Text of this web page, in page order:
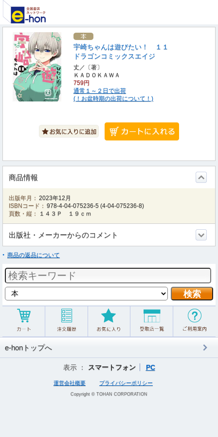
宇崎ちゃんは遊びたい！ １１
ドラゴンコミックスエイジ
丈／〔著〕
ＫＡＤＯＫＡＷＡ
759円
通常１～２日で出荷
(！お盆時期の出荷について！)
商品情報
出版年月： 2023年12月
ISBNコード： 978-4-04-075236-5 (4-04-075236-8)
頁数・縦：
１４３Ｐ １９ｃｍ
出版社・メーカーからのコメント
商品の返品について
e-honトップへ
表示 ： スマートフォン PC
運営会社概要 プライバシーポリシー
Copyright © TOHAN CORPORATION